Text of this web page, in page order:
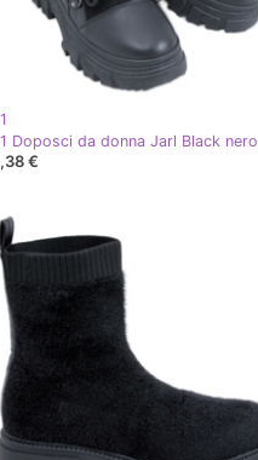
Doposci da donna Jarl Black nero
€